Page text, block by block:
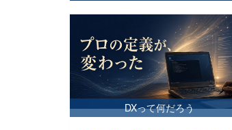
DXって何だろう